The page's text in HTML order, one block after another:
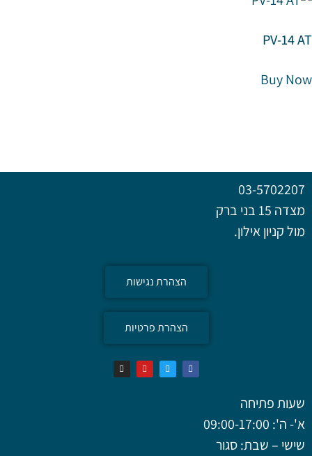
PV-14 AT
Buy Now
03-5702207
מצדה 15 בני ברק
מול קניון אילון.
הצהרת נגישות
הצהרת פרטיות
שעות פתיחה
א'- ה': 09:00-17:00
שישי – שבת: סגור